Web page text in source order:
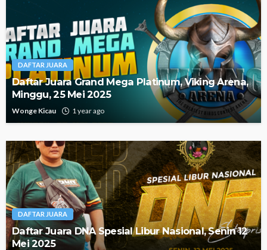
DAFTAR JUARA
Daftar Juara Grand Mega Platinum, Viking Arena,
Minggu, 25 Mei 2025
Wonge Kicau 1 year ago
DAFTAR JUARA
Daftar Juara DNA Spesial Libur Nasional, Senin 12
Mei 2025